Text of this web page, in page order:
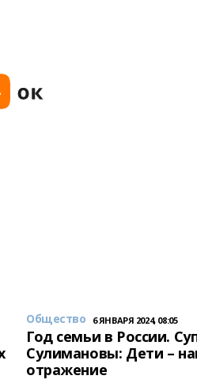
Общество 6 ЯНВАРЯ 2024, 08:05
Год семьи в России.
Сулимановы: Дети –
отражение